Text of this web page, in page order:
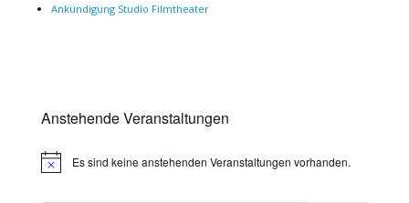
Ankündigung Studio Filmtheater
Anstehende Veranstaltungen
HinweisEs sind keine anstehenden Veranstaltungen vorhanden.